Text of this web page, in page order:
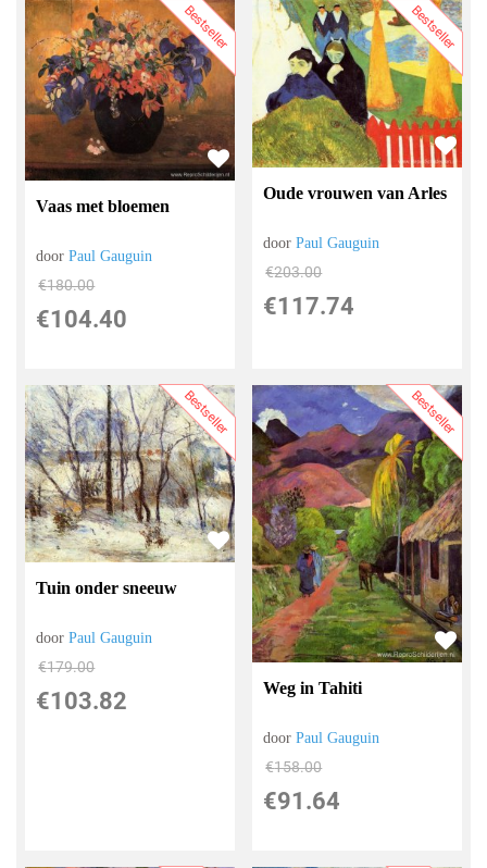
Bestseller
Vaas met bloemen
doorPaul Gauguin
€180.00
€104.40
Bestseller
Oude vrouwen van Arles
doorPaul Gauguin
€203.00
€117.74
Bestseller
Tuin onder sneeuw
doorPaul Gauguin
€179.00
€103.82
Bestseller
Weg in Tahiti
doorPaul Gauguin
€158.00
€91.64